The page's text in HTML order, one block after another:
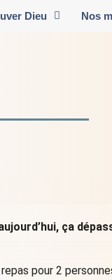
Dieu Nos
ça
pour 2